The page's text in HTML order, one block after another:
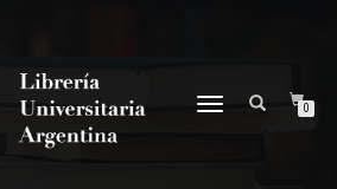
NAVEGACIÓN
0